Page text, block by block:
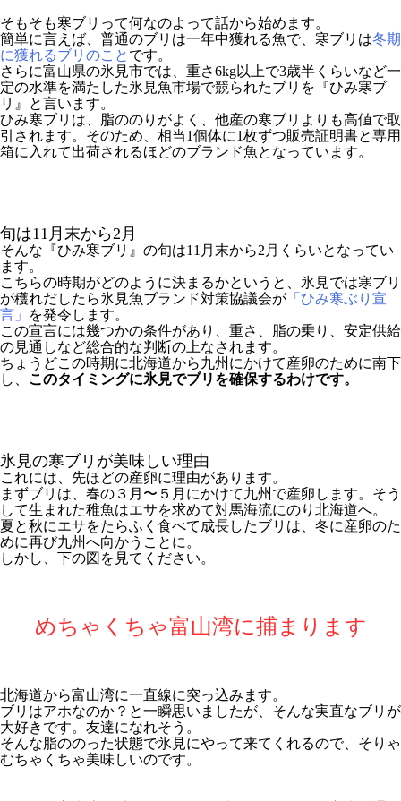
そもそも寒ブリって何なのよって話から始めます。
簡単に言えば、普通のブリは一年中獲れる魚で、寒ブリは冬期
に獲れるブリのこと です。
さらに富山県の氷見市では、重さ6kg以上で3歳半くらいなど一
定の水準を満たした氷見魚市場で競られたブリを『ひみ寒ブ
リ』と言います。
ひみ寒ブリは、脂ののりがよく、他産の寒ブリよりも高値で取
引されます。そのため、相当1個体に1枚ずつ販売証明書と専用
箱に入れて出荷されるほどのブランド魚となっています。
旬は11月末から2月
そんな『ひみ寒ブリ』の旬は11月末から2月くらいとなってい
ます。
こちらの時期がどのように決まるかというと、氷見では寒ブリ
が穫れだしたら氷見魚ブランド対策協議会が 「ひみ寒ぶり宣
言」
を発令します。
この宣言には幾つかの条件があり、重さ、脂の乗り、安定供給
の見通しなど総合的な判断の上なされます。
ちょうどこの時期に北海道から九州にかけて産卵のために南下
し、 このタイミングに氷見でブリを確保するわけです。
氷見の寒ブリが美味しい理由
これには、先ほどの産卵に理由があります。
まずブリは、春の３月〜５月にかけて九州で産卵します。そう
して生まれた稚魚はエサを求めて対馬海流にのり北海道へ。
夏と秋にエサをたらふく食べて成長したブリは、冬に産卵のた
めに再び九州へ向かうことに。
しかし、下の図を見てください。
めちゃくちゃ富山湾に捕まります
北海道から富山湾に一直線に突っ込みます。
ブリはアホなのか？と一瞬思いましたが、そんな実直なブリが
大好きです。友達になれそう。
そんな脂ののった状態で氷見にやって来てくれるので、そりゃ
むちゃくちゃ美味しいのです。